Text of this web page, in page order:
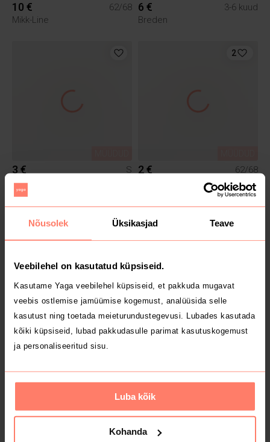
Nõusolek Üksikasjad Teave
Veebilehel on kasutatud küpsiseid.
Kasutame Yaga veebilehel küpsiseid, et pakkuda mugavat
veebis ostlemise jamüümise kogemust, analüüsida selle
kasutust ning toetada meieturundustegevusi. Lubades kasutada
kõiki küpsiseid, lubad pakkudasulle parimat kasutuskogemust
ja personaliseeritud sisu.
Luba kõik
Kohanda
10 €
62/68
Mikk-Line
6 €
3-6 kuud
Breden
3 €
S
H&M
2
2 € 62/68
MÜÜDUD
1 €
MÜÜDUD
1 €